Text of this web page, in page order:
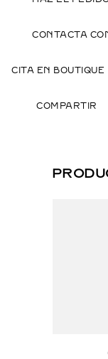
CONTACTA
CITA EN BOUTIQUE
COMPARTIR